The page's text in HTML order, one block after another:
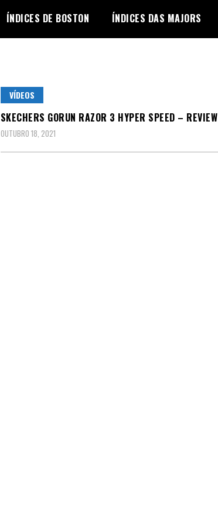
ÍNDICES DE BOSTON ÍNDICES DAS MAJORS
VÍDEOS
SKECHERS GORUN RAZOR 3 HYPER SPEED – REVIEW
OUTUBRO 18, 2021